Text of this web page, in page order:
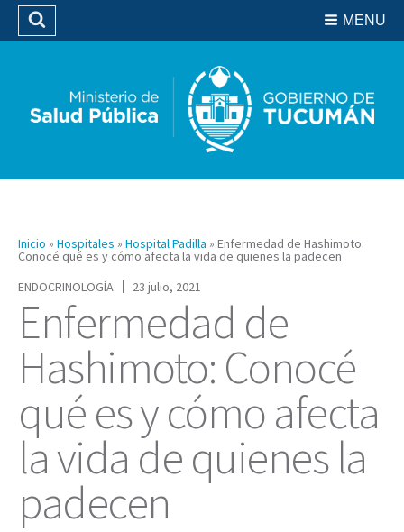
Biblioteca
MENU
Buscar
Inicio » Hospitales » Hospital Padilla » Enfermedad de Hashimoto:
Conocé qué es y cómo afecta la vida de quienes la padecen
ENDOCRINOLOGÍA
23 julio, 2021
Enfermedad de
Hashimoto: Conocé
qué es y cómo afecta
la vida de quienes la
padecen